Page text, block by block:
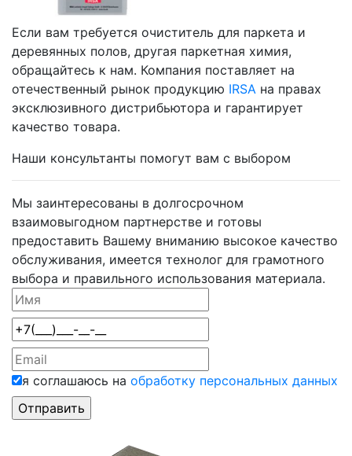
Если вам требуется очиститель для паркета и
деревянных полов, другая паркетная химия,
обращайтесь к нам. Компания поставляет на
отечественный рынок продукцию IRSA на правах
эксклюзивного дистрибьютора и гарантирует
качество товара.
Наши консультанты помогут вам с выбором
Мы заинтересованы в долгосрочном
взаимовыгодном партнерстве и готовы
предоставить Вашему вниманию высокое качество
обслуживания, имеется технолог для грамотного
выбора и правильного использования материала.
я соглашаюсь на обработку персональных данных